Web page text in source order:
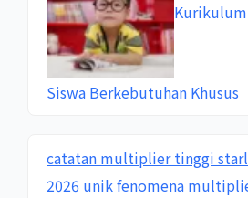
Siswa Berkebutuhan Khusus
catatan multiplier tinggi
2026 unikfenomena